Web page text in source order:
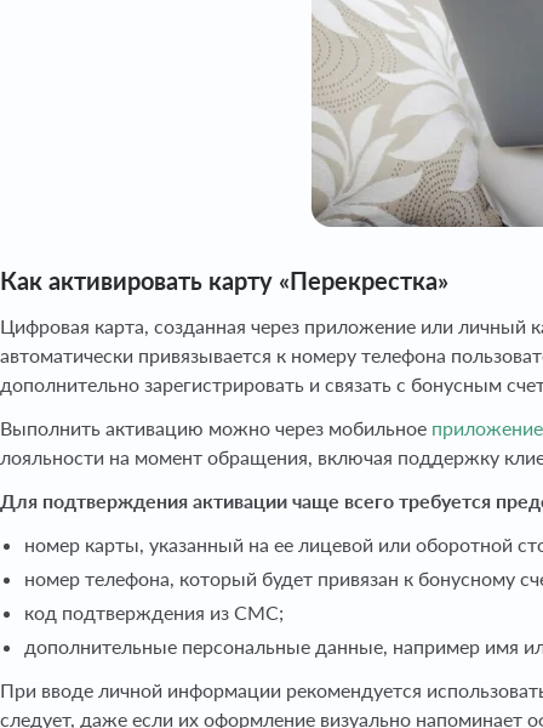
Как активировать карту «Перекрестка»
Цифровая карта, созданная через приложение или личный
автоматически привязывается к номеру телефона
дополнительно зарегистрировать и связать с бонусным
Выполнить активацию можно через мобильное
лояльности на момент обращения, включая поддержку
Для подтверждения активации чаще всего требуется
номер карты, указанный на ее лицевой или оборотной
номер телефона, который будет привязан к бонусному
код подтверждения из СМС;
дополнительные персональные данные, например имя
При вводе личной информации рекомендуется
следует, даже если их оформление визуально напоминает